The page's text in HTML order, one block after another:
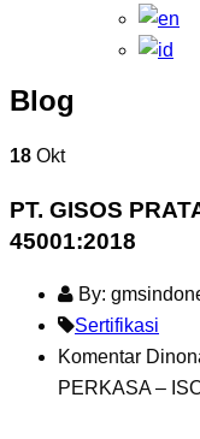
Blog
18 Okt
PT. GISOS
45001:2018
By:
Sertifikasi
Komentar
PERKASA –